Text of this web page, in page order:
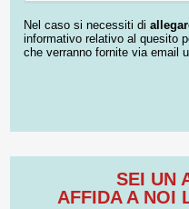
Nel caso si necessiti di
informativo relativo al quesito
che verranno fornite via email
SEI UN
AFFIDA A NOI